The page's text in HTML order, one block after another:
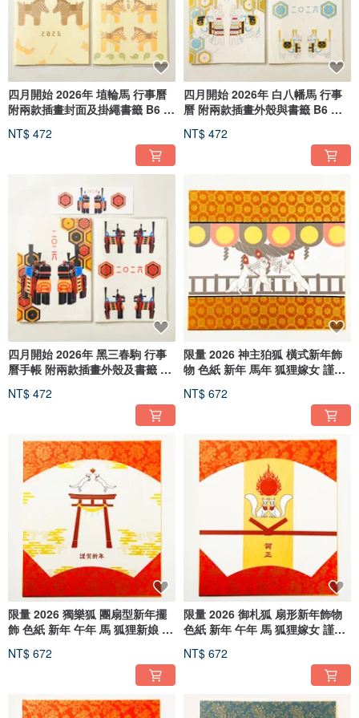
四月開始 2026年 埴輪馬 行事曆
附兩款插畫封面及掛繩書籤 B6 馬
狗 豬 動物
NT$ 472
四月開始 2026年 白八幡馬 行事
曆 附兩款插畫外殼與書籤 B6 馬
NT$ 472
四月開始 2026年 黑三春駒 行事
曆手帳 附兩款插畫外殼及書籤 B6
NT$ 472
限量 2026 神主狛狐 橫式新年飾
物 色紙 新年 馬年 狐狸嫁女 謹賀
NT$ 672
限量 2026 獨樂狐 團扇型新年擺
飾 色紙 新年 午年 馬 狐狸新娘 謹
NT$ 672
限量 2026 御札狐 扇形新年飾物
色紙 新年 午年 馬 狐狸嫁女 謹賀
NT$ 672